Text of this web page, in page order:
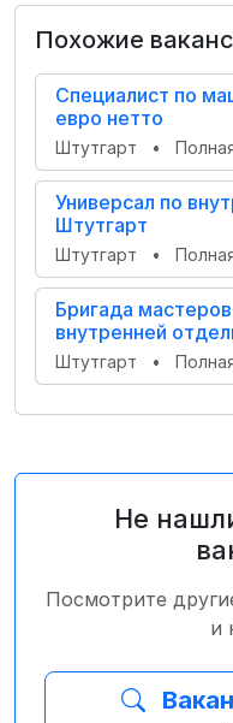
Похожие
Специалист по
евро нетто
Штутгарт •
Универсал по
Штутгарт
Штутгарт •
Бригада
внутренней
Штутгарт •
Не
Посмотрите
и